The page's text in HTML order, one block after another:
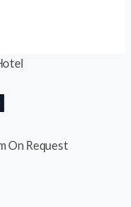
On Request